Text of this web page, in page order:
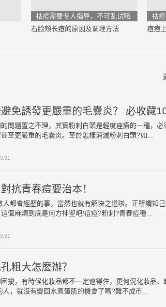
祛痘需要专人指导，不可乱试哦
右脸颊长痘的原因及调理方法
祛
痘痘
問題置之不理，其實粉刺白頭是輕度痤瘡的一種，
至更嚴重的毛囊炎。至於怎樣消滅粉刺白頭?如...
抗青春痘要治本！
人都會經歷的事，當然也就有解決之道啦。正所謂知
個麻煩到底是何方神聖吧!痘痘?粉刺?青春痘種...
粗大怎麼辦？
擾，有時候化妝品都不一定遮得住，更何況化妝品
，就沒有變回水煮蛋肌的機會了嗎?難不成市...